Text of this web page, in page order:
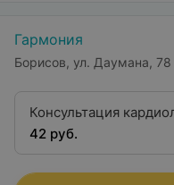
Гармония
Борисов, ул. Даумана, 78
Консультация
квалификационной
42 руб.